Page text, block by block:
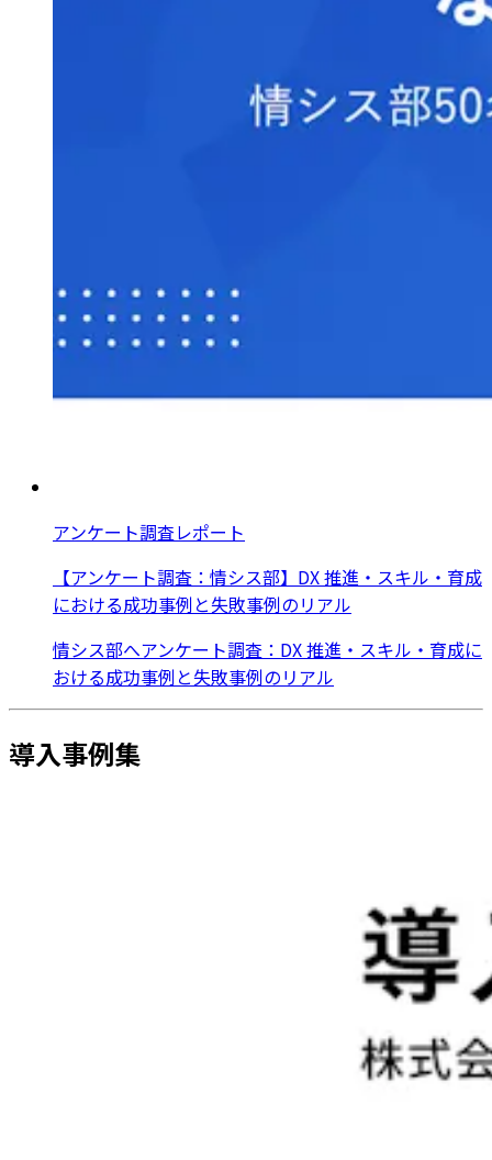
アンケート調査レポート
【アンケート調査：情シス部】DX 推進・スキル・育成
における成功事例と失敗事例のリアル
情シス部へアンケート調査：DX 推進・スキル・育成に
おける成功事例と失敗事例のリアル
導入事例集